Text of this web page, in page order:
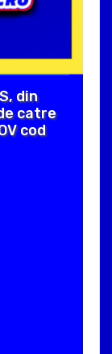
din
catre
cod